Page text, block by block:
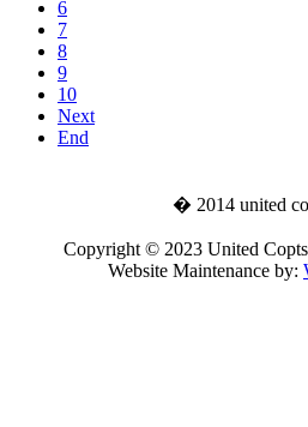
6
7
8
9
10
Next
End
� 2014 united
Copyright © 2023 United
Website Maintenance by: